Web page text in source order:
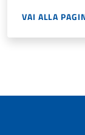
VAI ALLA